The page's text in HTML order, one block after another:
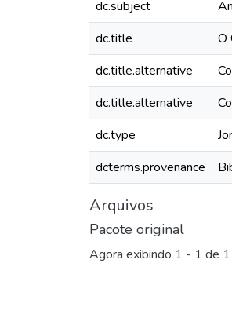
dc.subject
dc.title
O
dc.title.alternative
dc.title.alternative
dc.type
dcterms.provenance
Arquivos
Pacote original
Agora exibindo 1 - 1 de 1